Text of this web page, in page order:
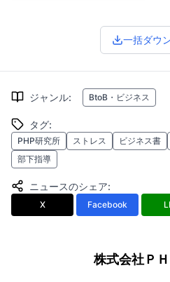
一括ダウ
ジャンル: BtoB・ビジネス
タグ:
PHP研究所 ストレス ビジネス書
部下指導
ニュースのシェア:
X Facebook
株式会社Ｐ